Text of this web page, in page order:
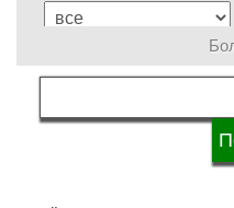
группы специальностей